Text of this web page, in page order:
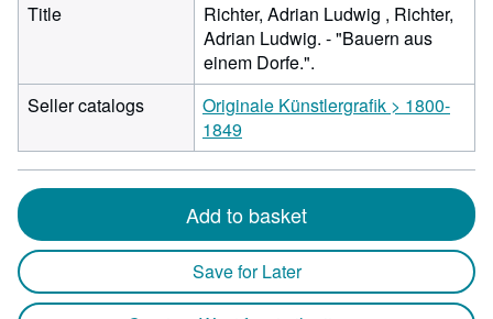
Title
Richter, Adrian Ludwig , Richter,
Adrian Ludwig. - "Bauern aus
einem Dorfe.".
Seller catalogs
Originale Künstlergrafik > 1800-
1849
Add to basket
Save for Later